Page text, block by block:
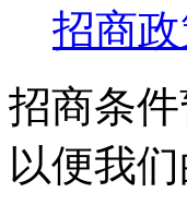
招商
招商条
以便我